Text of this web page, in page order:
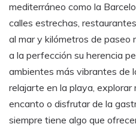
mediterráneo como la
calles estrechas,
al mar y kilómetros de paseo
a la perfección su herencia
ambientes más vibrantes de
relajarte en la playa, explorar
encanto o disfrutar de la
siempre tiene algo que